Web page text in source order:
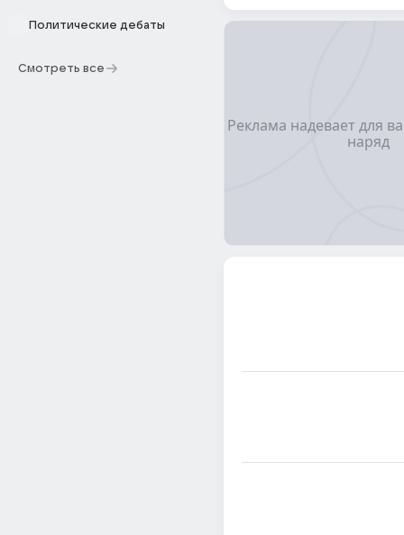
Политические дебаты
Смотреть все